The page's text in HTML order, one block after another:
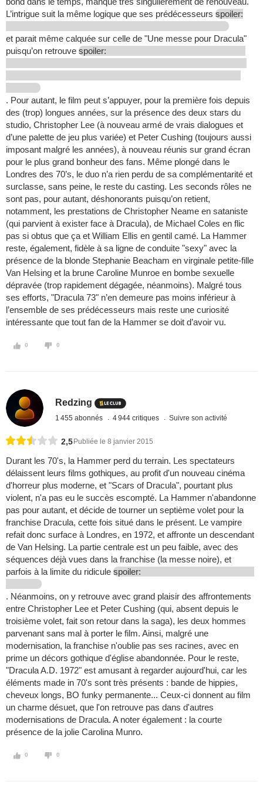
L’intrigue suit la même logique que ses prédécesseurs spoiler:
et parait même calquée sur celle de "Une messe pour Dracula"
puisqu’on retrouve spoiler:
. Pour autant, le film peut s’appuyer, pour la première fois depuis
des (trop) longues années, sur la présence des deux stars du
studio, Christopher Lee (à nouveau armé de vrais dialogues et
d’une palette de jeu plus variée) et Peter Cushing (toujours aussi
imposant malgré les années), à nouveau réunis sur grand écran
pour le plus grand bonheur des fans. Même plongé dans le
Londres des 70’s, le duo n’a rien perdu de sa complémentarité et
surclasse, sans peine, le reste du casting. Les seconds rôles ne
sont pas, pour autant, déshonorants puisqu’on retient,
notamment, les prestations de Christopher Neame en sataniste
(qui parvient à exister face à Dracula), de Michael Coles en flic
pas si obtus que ça et William Ellis en gentil camé. La Hammer
reste, également, fidèle à sa ligne de conduite "sexy" avec la
présence de la blonde Stephanie Beacham en virginale petite-fille
Van Helsing et la brune Caroline Munroe en bombe sexuelle
dépravée (trop rapidement dégagée, néanmoins). Malgré tous
ses efforts, "Dracula 73" n’en demeure pas moins inférieur à
l’ensemble de ses prédécesseurs mais reste une curiosité
intéressante que tout fan de la Hammer se doit d’avoir vu.
0 0
Redzing
1 455 abonnés 4 944 critiques Suivre son activité
2,5 Publiée le 8 janvier 2015
Durant les 70's, la Hammer perd du terrain. Les spectateurs
délaissent leurs films gothiques, au profit d'un nouveau cinéma
d'horreur plus moderne, et "Scars of Dracula", pourtant plus
violent, n'a pas eu le succès escompté. La Hammer n'abandonne
pas pour autant, et décide de tourner un septième volet pour la
franchise Dracula, cette fois situé dans le présent. Le vampire
refait donc surface à Londres, en 1972, et affronte un descendant
de Van Helsing. La partie centrale est un peu faible, avec des
séquences déjà vues dans la franchise (la messe noire), et
parfois à la limite du ridicule spoiler:
. Néanmoins, on y retrouve avec grand plaisir des affrontements
entre Christopher Lee et Peter Cushing (qui, absent depuis le
troisième volet, fait son retour dans la saga), les deux hommes
parvenant sans mal à porter le film. Ainsi, malgré une
modernisation, la franchise n'oublie pas ses racines, avec en
prime un décors gothique d'église abandonnée. Pour le reste,
"Dracula A.D. 1972" est amusant à regarder aujourd'hui, car les
éléments made in 70's sont très présents : bande de hippies,
cheveux longs, BO funky permanente... Ceux-ci donnent au film
un charme désuet, que l'on retrouve pas dans d'autres
modernisations de Dracula. A noter également : la courte
présence de la jolie Carolina Munro.
0 0